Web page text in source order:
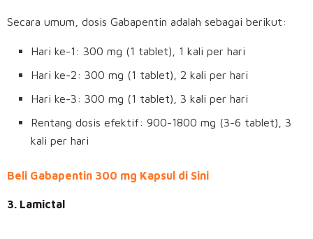
Secara umum, dosis Gabapentin adalah sebagai berikut:
Hari ke-1: 300 mg (1 tablet), 1 kali per hari
Hari ke-2: 300 mg (1 tablet), 2 kali per hari
Hari ke-3: 300 mg (1 tablet), 3 kali per hari
Rentang dosis efektif: 900-1800 mg (3-6 tablet), 3
kali per hari
Beli Gabapentin 300 mg Kapsul di Sini
3. Lamictal